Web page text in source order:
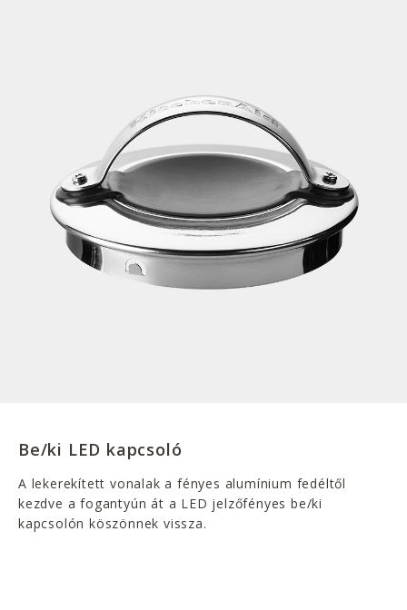
Be/ki LED kapcsoló
A lekerekített vonalak a fényes alumínium fedéltől
kezdve a fogantyún át a LED jelzőfényes be/ki
kapcsolón köszönnek vissza.